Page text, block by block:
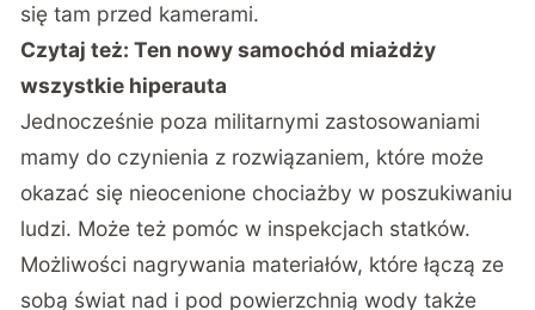
się tam przed kamerami.
Czytaj też:Ten nowy samochód miażdży
wszystkie hiperauta
Jednocześnie poza militarnymi zastosowaniami
mamy do czynienia z rozwiązaniem, które może
okazać się nieocenione chociażby w poszukiwaniu
ludzi. Może też pomóc w inspekcjach statków.
Możliwości nagrywania materiałów, które łączą ze
sobą świat nad i pod powierzchnią wody także